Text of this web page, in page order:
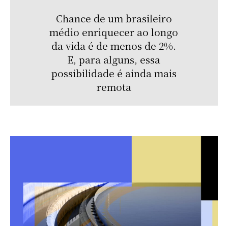
Chance de um brasileiro
médio enriquecer ao longo
da vida é de menos de 2%.
E, para alguns, essa
possibilidade é ainda mais
remota